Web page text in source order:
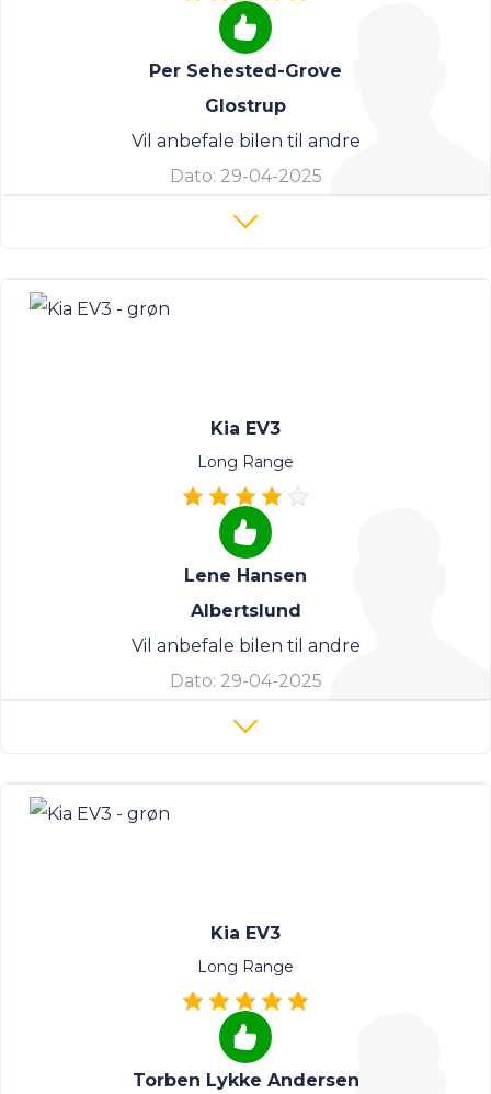
Per Sehested-Grove
Glostrup
Vil anbefale bilen til andre
Dato: 29-04-2025
Kia EV3
Long Range
Lene Hansen
Albertslund
Vil anbefale bilen til andre
Dato: 29-04-2025
Kia EV3
Long Range
Torben Lykke Andersen